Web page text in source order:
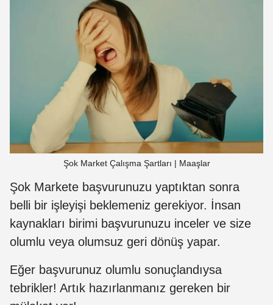
Şok Market Çalışma Şartları | Maaşlar
Şok Markete başvurunuzu yaptıktan sonra
belli bir işleyişi beklemeniz gerekiyor. İnsan
kaynakları birimi başvurunuzu inceler ve size
olumlu veya olumsuz geri dönüş yapar.
Eğer başvurunuz olumlu sonuçlandıysa
tebrikler! Artık hazırlanmanız gereken bir